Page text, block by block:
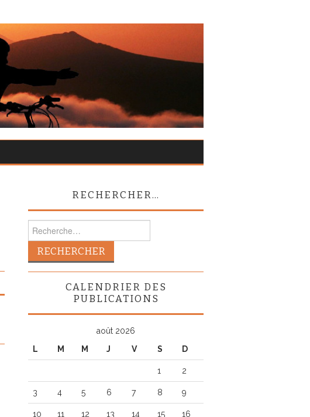
RECHERCHER…
CALENDRIER DES
PUBLICATIONS
août 2026
L
M M J V S D
1 2
3 4 5 6 7 8 9
10 11 12 13 14 15 16